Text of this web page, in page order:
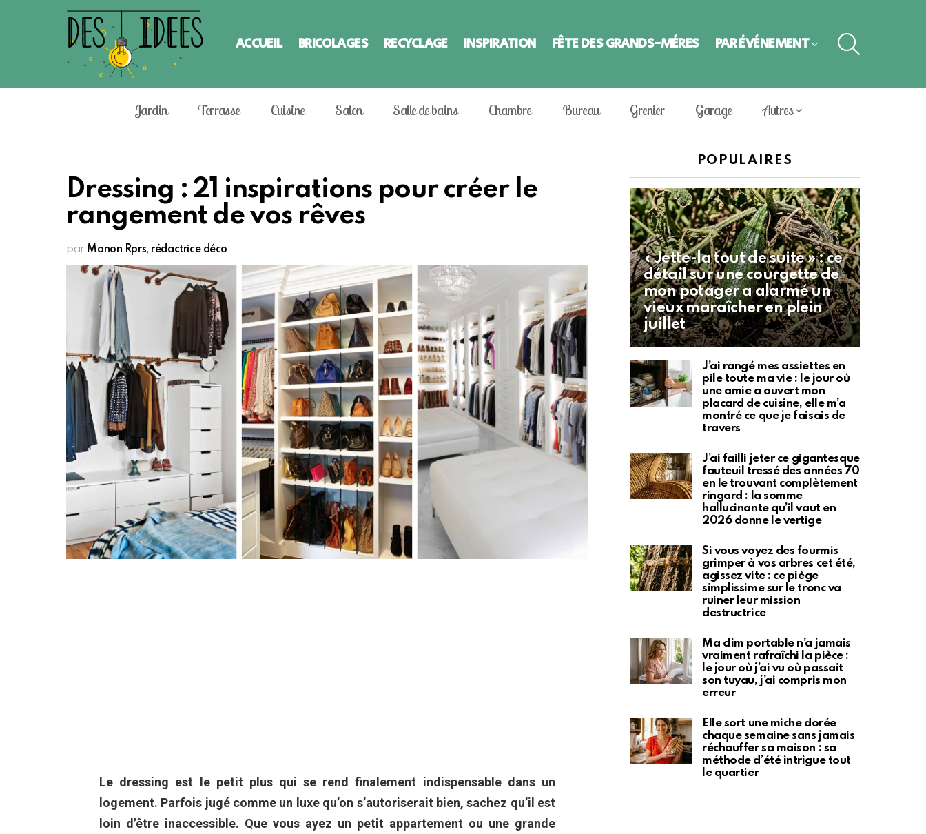
ACCUEIL BRICOLAGES RECYCLAGE INSPIRATION FÊTE DES GRANDS-MÈRES PAR ÉVÈNEMENT
Jardin Terrasse Cuisine Salon Salle de bains Chambre Bureau Grenier Garage Autres
Dressing : 21 inspirations pour créer le
rangement de vos rêves
par Manon Rprs, rédactrice déco
Le dressing est le petit plus qui se rend finalement indispensable dans un
logement. Parfois jugé comme un luxe qu’on s’autoriserait bien, sachez qu’il est
loin d’être inaccessible. Que vous ayez un petit appartement ou une grande
POPULAIRES
« Jette-la tout de suite » : ce
détail sur une courgette de
mon potager a alarmé un
vieux maraîcher en plein
juillet
J’ai rangé mes assiettes en
pile toute ma vie : le jour où
une amie a ouvert mon
placard de cuisine, elle m’a
montré ce que je faisais de
travers
J’ai failli jeter ce gigantesque
fauteuil tressé des années 70
en le trouvant complètement
ringard : la somme
hallucinante qu’il vaut en
2026 donne le vertige
Si vous voyez des fourmis
grimper à vos arbres cet été,
agissez vite : ce piège
simplissime sur le tronc va
ruiner leur mission
destructrice
Ma clim portable n’a jamais
vraiment rafraîchi la pièce :
le jour où j’ai vu où passait
son tuyau, j’ai compris mon
erreur
Elle sort une miche dorée
chaque semaine sans jamais
réchauffer sa maison : sa
méthode d’été intrigue tout
le quartier